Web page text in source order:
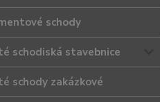
schody
schodiská stavebnice
schody zakázkové